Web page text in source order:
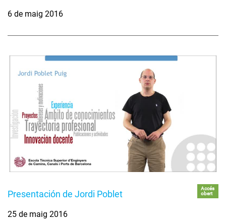
6 de maig 2016
Presentación de Jordi Poblet
Accés
obert
25 de maig 2016